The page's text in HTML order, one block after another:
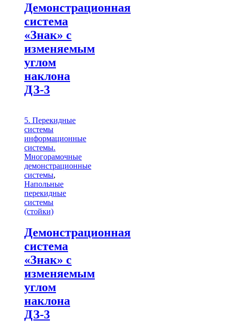
Демонстрационная
система
«Знак» с
изменяемым
углом
наклона
ДЗ-3
5. Перекидные
системы
информационные
системы.
Многорамочные
демонстрационные
системы,
Напольные
перекидные
системы
(стойки)
Демонстрационная
система
«Знак» с
изменяемым
углом
наклона
ДЗ-3